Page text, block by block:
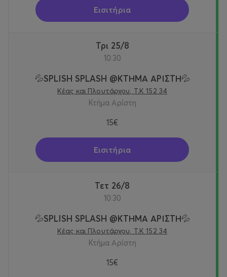
Εισιτήρια
Τρι 25/8
10:30
💦SPLISH SPLASH @KTΗΜΑ ΑΡΙΣΤΗ💦
Κέας και Πλουτάρχου, Τ.Κ 152 34
Κτήμα Αρίστη
15€
Εισιτήρια
Τετ 26/8
10:30
💦SPLISH SPLASH @KTΗΜΑ ΑΡΙΣΤΗ💦
Κέας και Πλουτάρχου, Τ.Κ 152 34
Κτήμα Αρίστη
15€